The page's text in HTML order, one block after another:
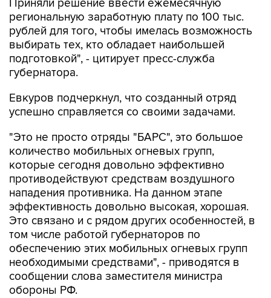
Приняли решение ввести ежемесячную
региональную заработную плату по 100 тыс.
рублей для того, чтобы имелась возможность
выбирать тех, кто обладает наибольшей
подготовкой", - цитирует пресс-служба
губернатора.
Евкуров подчеркнул, что созданный отряд
успешно справляется со своими задачами.
"Это не просто отряды "БАРС", это большое
количество мобильных огневых групп,
которые сегодня довольно эффективно
противодействуют средствам воздушного
нападения противника. На данном этапе
эффективность довольно высокая, хорошая.
Это связано и с рядом других особенностей, в
том числе работой губернаторов по
обеспечению этих мобильных огневых групп
необходимыми средствами", - приводятся в
сообщении слова заместителя министра
обороны РФ.